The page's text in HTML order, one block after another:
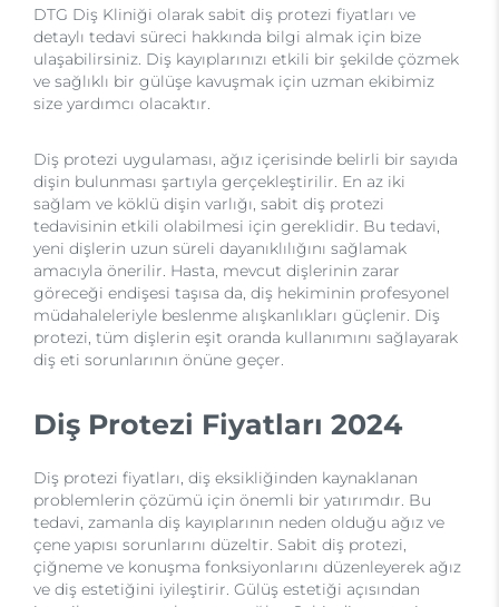
DTG Diş Kliniği olarak sabit diş protezi fiyatları ve
detaylı tedavi süreci hakkında bilgi almak için bize
ulaşabilirsiniz. Diş kayıplarınızı etkili bir şekilde çözmek
ve sağlıklı bir gülüşe kavuşmak için uzman ekibimiz
size yardımcı olacaktır.
Diş protezi uygulaması, ağız içerisinde belirli bir sayıda
dişin bulunması şartıyla gerçekleştirilir. En az iki
sağlam ve köklü dişin varlığı, sabit diş protezi
tedavisinin etkili olabilmesi için gereklidir. Bu tedavi,
yeni dişlerin uzun süreli dayanıklılığını sağlamak
amacıyla önerilir. Hasta, mevcut dişlerinin zarar
göreceği endişesi taşısa da, diş hekiminin profesyonel
müdahaleleriyle beslenme alışkanlıkları güçlenir. Diş
protezi, tüm dişlerin eşit oranda kullanımını sağlayarak
diş eti sorunlarının önüne geçer.
Diş Protezi Fiyatları 2024
Diş protezi fiyatları, diş eksikliğinden kaynaklanan
problemlerin çözümü için önemli bir yatırımdır. Bu
tedavi, zamanla diş kayıplarının neden olduğu ağız ve
çene yapısı sorunlarını düzeltir. Sabit diş protezi,
çiğneme ve konuşma fonksiyonlarını düzenleyerek ağız
ve diş estetiğini iyileştirir. Gülüş estetiği açısından